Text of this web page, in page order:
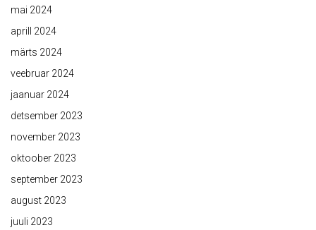
mai 2024
aprill 2024
märts 2024
veebruar 2024
jaanuar 2024
detsember 2023
november 2023
oktoober 2023
september 2023
august 2023
juuli 2023